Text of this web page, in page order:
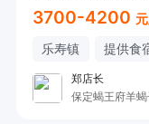
3700-4200
乐寿镇 提供食
郑店长
保定蝎王府羊